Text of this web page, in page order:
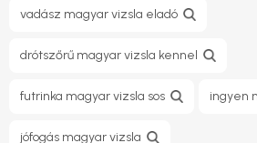
vadász magyar vizsla eladó
drótszőrű magyar vizsla kennel
futrinka magyar vizsla sos ingyen
jófogás magyar vizsla